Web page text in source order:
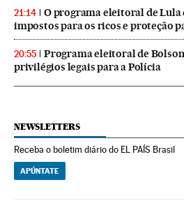
21:14
O programa eleitoral de Lula
impostos para os ricos e proteção
20:55
Programa eleitoral de
privilégios legais para a Polícia
NEWSLETTERS
Receba o boletim diário do EL PAÍS Brasil
APÚNTATE